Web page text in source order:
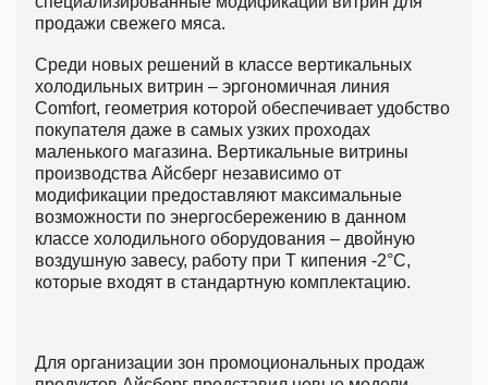
продажи свежего мяса.
Среди новых решений в классе вертикальных
холодильных витрин – эргономичная линия
Comfort, геометрия которой обеспечивает удобство
покупателя даже в самых узких проходах
маленького магазина. Вертикальные витрины
производства Айсберг независимо от
модификации предоставляют максимальные
возможности по энергосбережению в данном
классе холодильного оборудования – двойную
воздушную завесу, работу при Т кипения -2°С,
которые входят в стандартную комплектацию.
Для организации зон промоциональных продаж